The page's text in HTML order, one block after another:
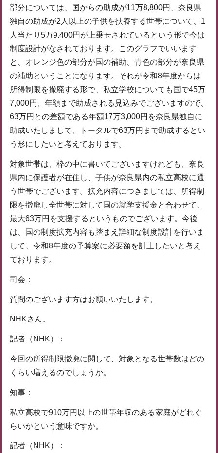
部分については、国からの助成が11万8,800円、奈良県
独自の助成が2人以上の子供を扶養する世帯について、1
人当たり5万9,400円が上乗せされているという形で今は
制度設計がなされております。このグラフでいいます
と、オレンジ色の部分が国の補助、青色の部分が奈良県
の補助ということになります。それが令和8年度からは
所得制限を撤廃する形で、私立学校についても国で45万
7,000円、年額まで助成される見込みでございますので、
63万円との差額である年額17万3,000円を奈良県独自に
助成いたしまして、トータルで63万円まで助成するとい
う形にしたいと考えております。
対象世帯は、枠の中に書いてございますけれども、奈良
県内に保護者が在住し、子供が奈良県内の私立高校に通
う世帯でございます。拡充内容につきましては、所得制
限を撤廃し全世帯に対して国の就学支援金と合わせて、
最大63万円を支援するというものでございます。今後
は、国の制度拡充内容も踏まえ詳細な制度設計を行いま
して、令和8年度の予算案に必要額を計上したいと考え
ております。
司会：
質問のございます方はお願いいたします。
NHKさん。
記者（NHK）：
今回の所得制限撤廃に関して、対象となる世帯数はどの
くらい増えるのでしょうか。
知事：
私立高校で910万円以上の世帯年収のある家庭がどれぐ
らいかという意味ですか。
記者（NHK）：